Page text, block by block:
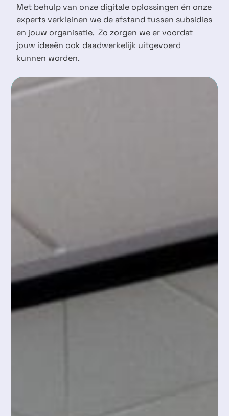
Met behulp van onze digitale oplossingen én onze
experts verkleinen we de afstand tussen subsidies
en jouw organisatie. Zo zorgen we er voordat
jouw ideeën ook daadwerkelijk uitgevoerd
kunnen worden.